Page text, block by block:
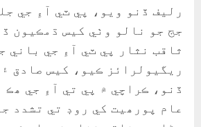
رليف ڏنو ويو، پي ٽي آءِ جي
جج جو نالو وٺي کيس ڌمڪيون
ثاقب نثار پي ٽي آءِ جي باني
ريگيولرائز ڪيو، کيس صادق
ڏنو، ڪراچي ۾ پي تي آءِ جي ھڪ
عام پورھيت کي روڊ تي تشدد